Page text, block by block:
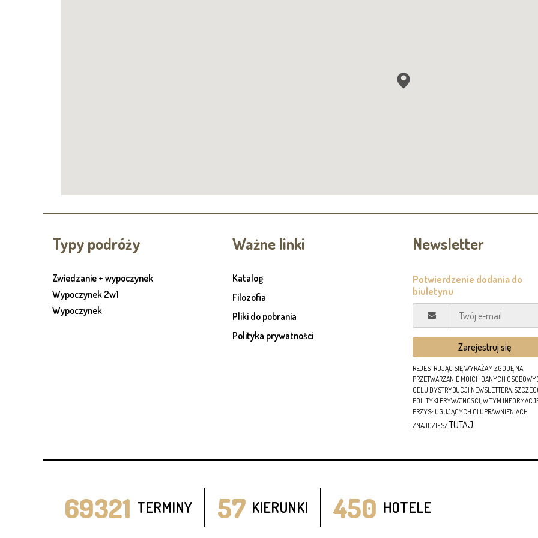
Typy podróży
Zwiedzanie + wypoczynek
Wypoczynek 2w1
Wypoczynek
Ważne linki
Katalog
Filozofia
Pliki do pobrania
Polityka prywatności
Newsletter
REJESTRUJĄC SIĘ WYRAŻAM ZGODĘ NA
PRZETWARZANIE MOICH DANYCH
CELU DYSTRYBUCJI NEWSLETTERA.
POLITYKI PRYWATNOŚCI, W TYM
PRZYSŁUGUJĄCYCH CI UPRAWNIENIACH
ZNAJDZIESZTUTAJ
69321 TERMINY 57 KIERUNKI 450 HOTELE